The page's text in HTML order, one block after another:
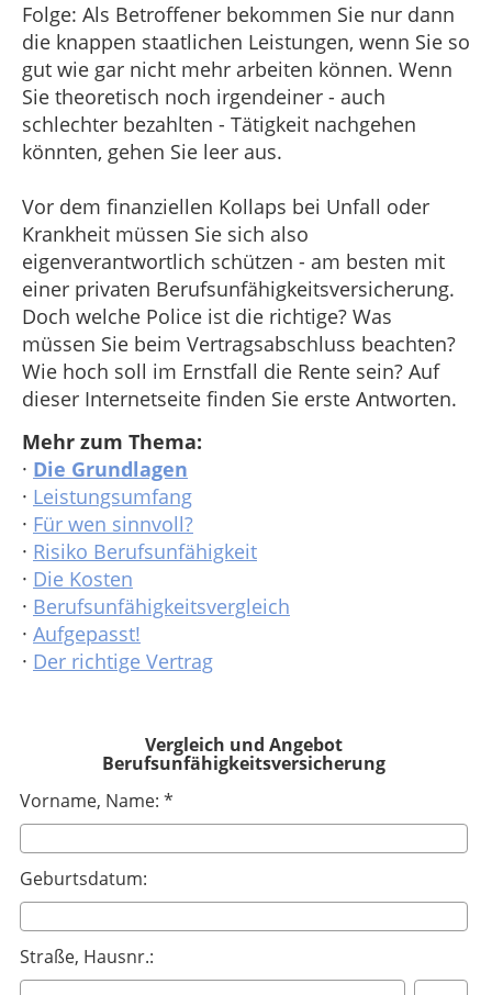
Folge: Als Betroffener bekommen Sie nur dann
die knappen staatlichen Leistungen, wenn Sie so
gut wie gar nicht mehr arbeiten können. Wenn
Sie theoretisch noch irgendeiner - auch
schlechter bezahlten - Tätigkeit nachgehen
könnten, gehen Sie leer aus.
Vor dem finanziellen Kollaps bei Unfall oder
Krankheit müssen Sie sich also
eigenverantwortlich schützen - am besten mit
einer privaten Berufsunfähigkeitsversicherung.
Doch welche Police ist die richtige? Was
müssen Sie beim Vertragsabschluss beachten?
Wie hoch soll im Ernstfall die Rente sein? Auf
dieser Internetseite finden Sie erste Antworten.
Mehr zum Thema:
· Die Grundlagen
· Leistungsumfang
· Für wen sinnvoll?
· Risiko Berufsunfähigkeit
· Die Kosten
· Berufsunfähigkeitsvergleich
· Aufgepasst!
· Der richtige Vertrag
Vergleich und Angebot
Berufsunfähigkeitsversicherung
Vorname, Name: *
Geburtsdatum:
Straße, Hausnr.: